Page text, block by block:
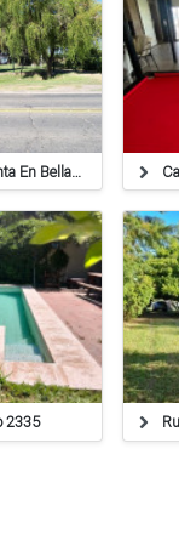
Casa Quinta En Bella Italia - 85572
2335